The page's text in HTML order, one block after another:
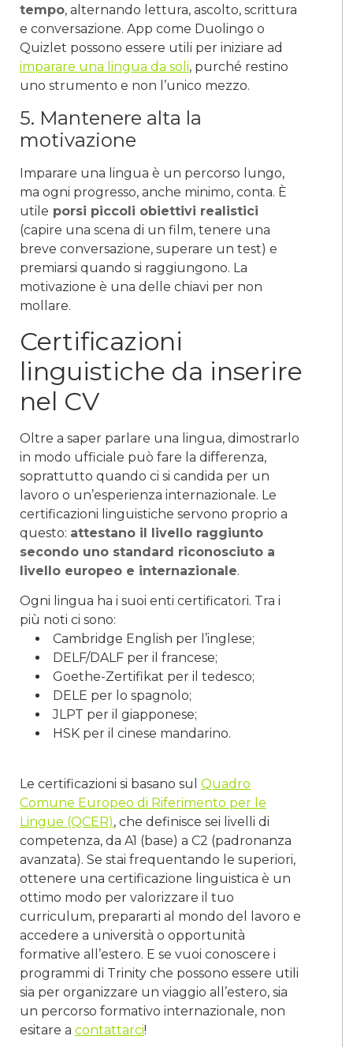
tempo, alternando lettura, ascolto, scrittura
e conversazione. App come Duolingo o
Quizlet possono essere utili per iniziare ad
imparare una lingua da soli, purché restino
uno strumento e non l’unico mezzo.
5. Mantenere alta la
motivazione
Imparare una lingua è un percorso lungo,
ma ogni progresso, anche minimo, conta. È
utile porsi piccoli obiettivi realistici
(capire una scena di un film, tenere una
breve conversazione, superare un test) e
premiarsi quando si raggiungono. La
motivazione è una delle chiavi per non
mollare.
Certificazioni
linguistiche da inserire
nel CV
Oltre a saper parlare una lingua, dimostrarlo
in modo ufficiale può fare la differenza,
soprattutto quando ci si candida per un
lavoro o un’esperienza internazionale. Le
certificazioni linguistiche servono proprio a
questo: attestano il livello raggiunto
secondo uno standard riconosciuto a
livello europeo e internazionale.
Ogni lingua ha i suoi enti certificatori. Tra i
più noti ci sono:
Cambridge English per l’inglese;
DELF/DALF per il francese;
Goethe-Zertifikat per il tedesco;
DELE per lo spagnolo;
JLPT per il giapponese;
HSK per il cinese mandarino.
Le certificazioni si basano sul Quadro
Comune Europeo di Riferimento per le
Lingue (QCER), che definisce sei livelli di
competenza, da A1 (base) a C2 (padronanza
avanzata). Se stai frequentando le superiori,
ottenere una certificazione linguistica è un
ottimo modo per valorizzare il tuo
curriculum, prepararti al mondo del lavoro e
accedere a università o opportunità
formative all’estero. E se vuoi conoscere i
programmi di Trinity che possono essere utili
sia per organizzare un viaggio all’estero, sia
un percorso formativo internazionale, non
esitare a contattarci!